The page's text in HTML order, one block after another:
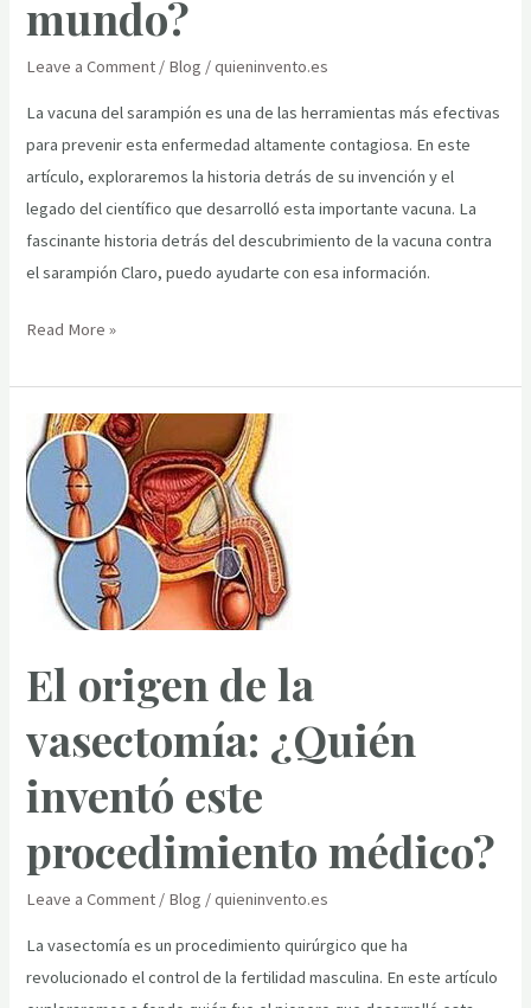
mundo?
Leave a Comment / Blog /quieninvento.es
La vacuna del sarampión es una de las herramientas más efectivas
para prevenir esta enfermedad altamente contagiosa. En este
artículo, exploraremos la historia detrás de su invención y el
legado del científico que desarrolló esta importante vacuna. La
fascinante historia detrás del descubrimiento de la vacuna contra
el sarampión Claro, puedo ayudarte con esa información.
La
detrás
de
la
vacuna
del
sarampión:
¿Quién
y
cambió
el
mundo?
Read More »
El origen de la
vasectomía: ¿Quién
inventó este
procedimiento médico?
Leave a Comment / Blog /quieninvento.es
La vasectomía es un procedimiento quirúrgico que ha
revolucionado el control de la fertilidad masculina. En este artículo